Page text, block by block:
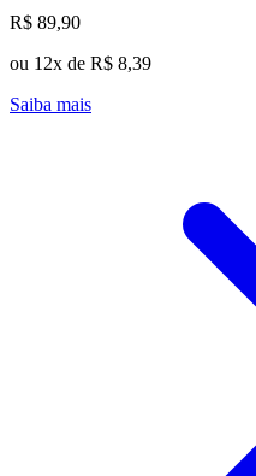
R$ 89,90
ou 12x de R$ 8,39
Saiba mais